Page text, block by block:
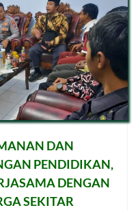
DAN
PENDIDIKAN,
DENGAN
SEKITAR